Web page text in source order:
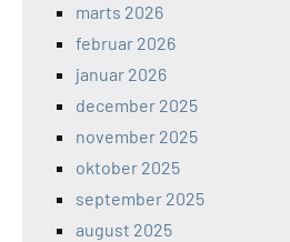
marts 2026
februar 2026
januar 2026
december 2025
november 2025
oktober 2025
september 2025
august 2025